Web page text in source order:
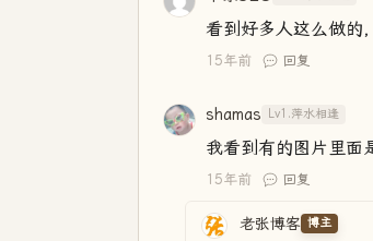
看到好多人这么做的
15年前 回复
shamas Lv1.萍水相逢
我看到有的图片里面
15年前 回复
老张博客 博主